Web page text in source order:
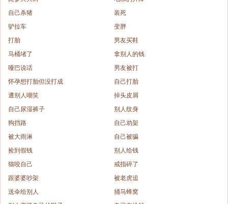
自己杀猪
装死
驴拉车
变胖
打胎
男友买鞋
马桶堵了
拿别人的钱
哑巴说话
男友被打
怀孕想打胎但没打成
自己打胎
遭别人嘲笑
掉头皮屑
自己尿湿裤子
别人纹身
狗挡路
自己劝架
被大雨淋
自己被骗
捡到假钱
别人给钱
猫咬自己
戒指碎了
跟婆婆吵架
被老虎追
送伞给别人
捅马蜂窝